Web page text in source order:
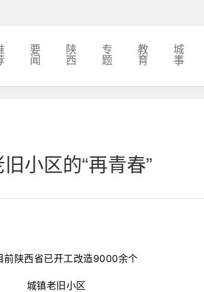
要
闻
陕
西
专
题
教
育
城
事
小区的“再青春”
前陕西省已开工改造9000余个
城镇老旧小区